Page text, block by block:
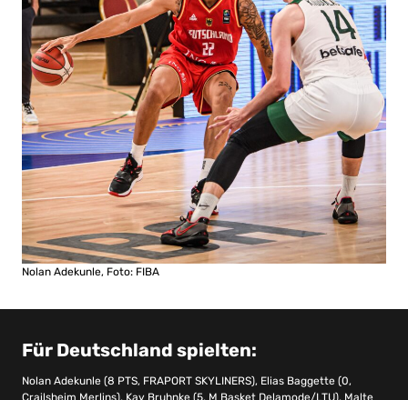
Nolan Adekunle, Foto: FIBA
Für Deutschland spielten:
Nolan Adekunle (8 PTS, FRAPORT SKYLINERS), Elias Baggette (0,
Crailsheim Merlins), Kay Bruhnke (5, M Basket Delamode/LTU), Malte